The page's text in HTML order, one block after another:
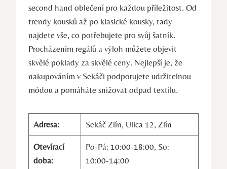
second hand oblečení pro každou příležitost. Od
trendy kousků až po klasické kousky, tady
najdete vše, co potřebujete pro svůj šatník.
Procházením regálů a výloh můžete objevit
skvělé poklady za skvělé ceny. Nejlepší je, že
nakupováním v Sekáči podporujete udržitelnou
módou a pomáháte snižovat odpad textilu.
Adresa: Sekáč Zlín, Ulica 12, Zlín
Otevírací
doba:
Po-Pá: 10:00-18:00, So:
10:00-14:00